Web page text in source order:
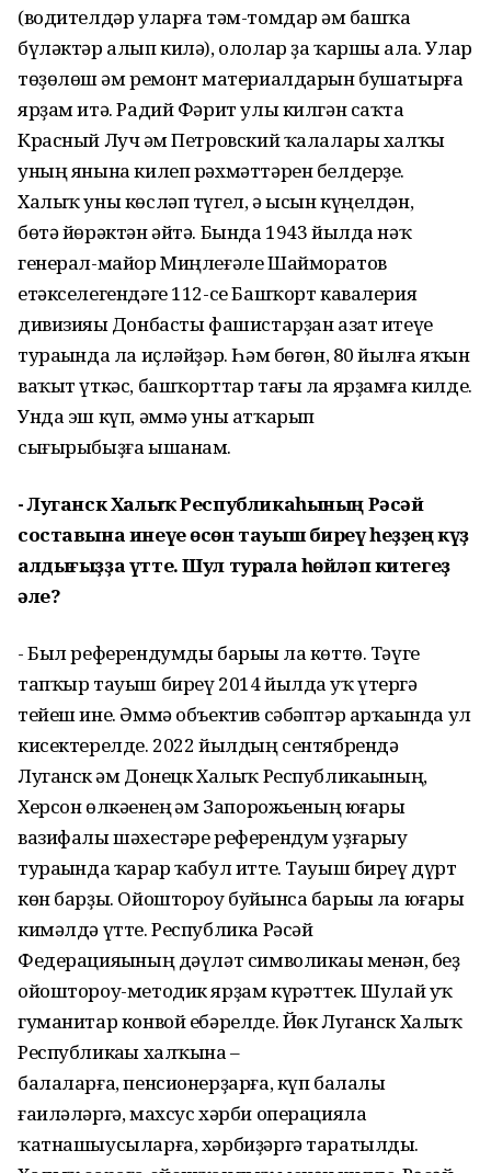
(водителдәр уларға тәм-томдар һәм башҡа
бүләктәр алып килә), ололар ҙа ҡаршы ала. Улар
төҙөлөш һәм ремонт материалдарын бушатырға
ярҙам итә. Радий Фәрит улы килгән саҡта
Красный Луч һәм Петровский ҡалалары халҡы
уның янына килеп рәхмәттәрен белдерҙе.
Халыҡ уны көсләп түгел, ә ысын күңелдән,
бөтә йөрәктән әйтә. Бында 1943 йылда нәҡ
генерал-майор Миңлеғәле Шайморатов
етәкселегендәге 112-се Башҡорт кавалерия
дивизияһы Донбасты фашистарҙан азат итеүе
тураһында ла иҫләйҙәр. Һәм бөгөн, 80 йылға яҡын
ваҡыт үткәс, башҡорттар тағы ла ярҙамға килде.
Унда эш күп, әммә уны атҡарып
сығырыбыҙға ышанам.
- Луганск Халыҡ РеспубликаһыныңРәсәй
составына инеүе өсөн тауышбиреү һеҙҙең күҙ
алдығыҙҙа үтте. Шул турала һөйләп китегеҙ
әле?
- Был референдумды барыһы ла көттө. Тәүге
тапҡыр тауыш биреү 2014 йылда уҡ үтергә
тейеш ине. Әммә объектив сәбәптәр арҡаһында ул
кисектерелде. 2022 йылдың сентябрендә
Луганск һәм Донецк Халыҡ Республикаһының,
Херсон өлкәһенең һәм Запорожьеның юғары
вазифалы шәхестәре референдум уҙғарыу
тураһында ҡарар ҡабул итте. Тауыш биреү дүрт
көн барҙы. Ойоштороу буйынса барыһы ла юғары
кимәлдә үтте. Республика Рәсәй
Федерацияһының дәүләт символикаһы менән, беҙ
ойоштороу-методик ярҙам күрһәттек. Шулай уҡ
гуманитар конвой ебәрелде. Йөк Луганск Халыҡ
Республикаһы халҡына –
балаларға, пенсионерҙарға, күп балалы
ғаиләләргә, махсус хәрби операцияла
ҡатнашыусыларға, хәрбиҙәргә таратылды.